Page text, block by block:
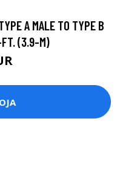
A MALE TO TYPE B
FT. (3.9-M)